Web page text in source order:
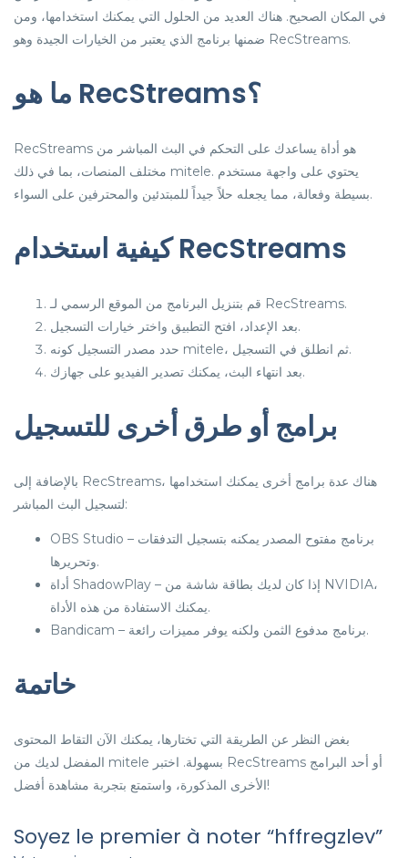
في المكان الصحيح. هناك العديد من الحلول التي يمكنك استخدامها، ومن
ضمنها برنامج الذي يعتبر من الخيارات الجيدة وهو RecStreams.
ما هو RecStreams؟
RecStreams هو أداة يساعدك على التحكم في البث المباشر من
مختلف المنصات، بما في ذلك mitele. يحتوي على واجهة مستخدم
بسيطة وفعالة، مما يجعله حلاً جيداً للمبتدئين والمحترفين على السواء.
كيفية استخدام RecStreams
قم بتنزيل البرنامج من الموقع الرسمي لـ RecStreams.
بعد الإعداد، افتح التطبيق واختر خيارات التسجيل.
حدد مصدر التسجيل كونه mitele، ثم انطلق في التسجيل.
بعد انتهاء البث، يمكنك تصدير الفيديو على جهازك.
برامج أو طرق أخرى للتسجيل
بالإضافة إلى RecStreams، هناك عدة برامج أخرى يمكنك استخدامها
لتسجيل البث المباشر:
OBS Studio – برنامج مفتوح المصدر يمكنه بتسجيل التدفقات
وتحريرها.
أداة ShadowPlay – إذا كان لديك بطاقة شاشة من NVIDIA،
يمكنك الاستفادة من هذه الأداة.
Bandicam – برنامج مدفوع الثمن ولكنه يوفر مميزات رائعة.
خاتمة
بغض النظر عن الطريقة التي تختارها، يمكنك الآن التقاط المحتوى
المفضل لديك من mitele بسهولة. اختبر RecStreams أو أحد البرامج
الأخرى المذكورة، واستمتع بتجربة مشاهدة أفضل!
Soyez le premier à noter “hffregzlev”